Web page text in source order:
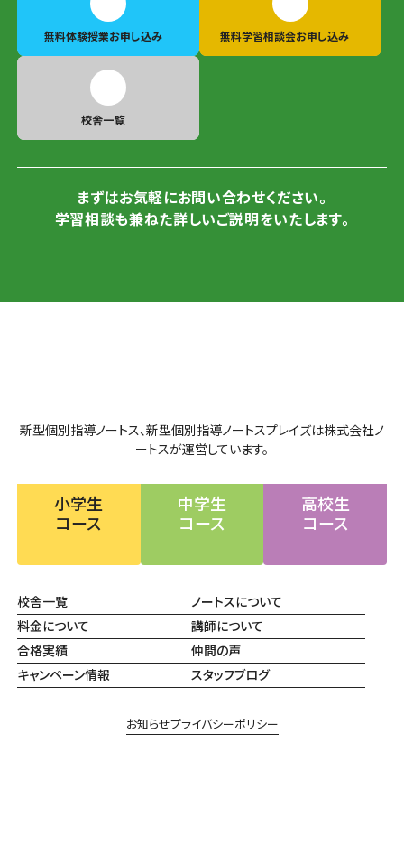
無料体験授業お申し込み 無料学習相談会お申し込み
校舎一覧
まずはお気軽にお問い合わせください。
学習相談も兼ねた詳しいご説明をいたします。
新型個別指導ノートス、新型個別指導ノートスプレイズは株式会社ノ
ートスが運営しています。
小学生
コース
中学生
コース
高校生
コース
校舎一覧
ノートスについて
料金について
講師について
合格実績
仲間の声
キャンペーン情報
スタッフブログ
お知らせプライバシーポリシー